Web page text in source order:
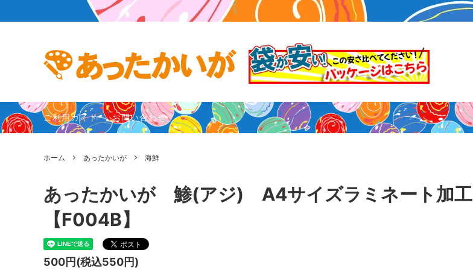
ご利用ガイド お問い合わせ
ホーム あったかいが 海鮮
あったかいが 鯵(アジ) A4サイズラミネート加工
【F004B】
500円(税込550円)